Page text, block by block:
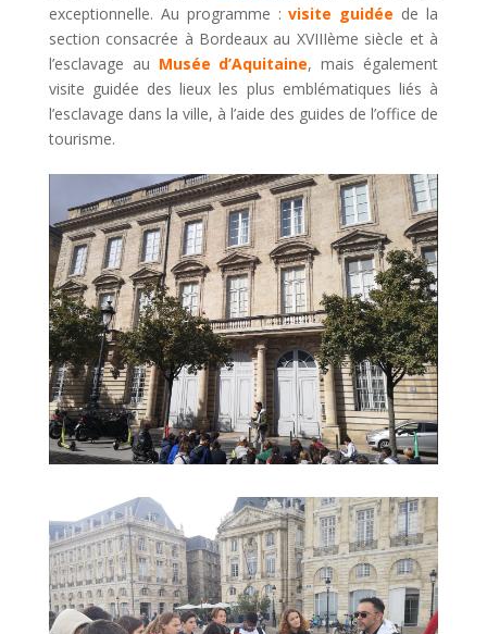
exceptionnelle. Au programme :visite guidée de la
section consacrée à Bordeaux au XVIIIème siècle et à
l’esclavage au Musée d’Aquitaine, mais également
visite guidée des lieux les plus emblématiques liés à
l’esclavage dans la ville, à l’aide des guides de l’office de
tourisme.